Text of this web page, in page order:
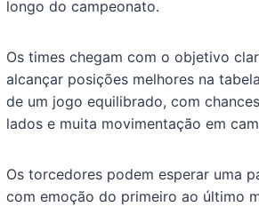
longo do campeonato.
Os times chegam com o objetivo
alcançar posições melhores na
de um jogo equilibrado, com
lados e muita movimentação em
Os torcedores podem esperar uma
com emoção do primeiro ao último